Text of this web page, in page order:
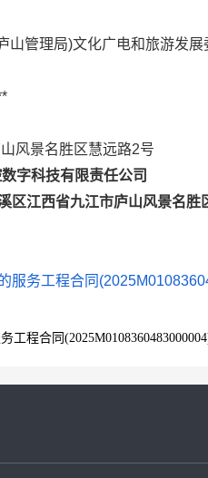
山管理局)文化广电和旅游发展
风景名胜区慧远路2号
字科技有限责任公司
区江西省九江市庐山风景名
服务工程合同
工程合同